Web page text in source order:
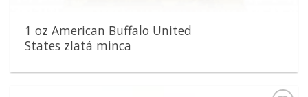
1 oz American Buffalo United
States zlatá minca